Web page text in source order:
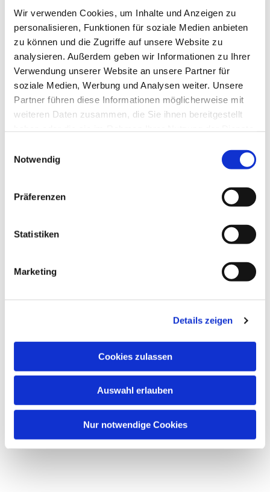
Wir verwenden Cookies, um Inhalte und Anzeigen zu
personalisieren, Funktionen für soziale Medien anbieten
zu können und die Zugriffe auf unsere Website zu
analysieren. Außerdem geben wir Informationen zu Ihrer
Verwendung unserer Website an unsere Partner für
soziale Medien, Werbung und Analysen weiter. Unsere
Partner führen diese Informationen möglicherweise mit
weiteren Daten zusammen, die Sie ihnen bereitgestellt
Notwendig
Präferenzen
Statistiken
Marketing
Details zeigen
Cookies zulassen
Auswahl erlauben
Nur notwendige Cookies
Dies könnte Sie auch